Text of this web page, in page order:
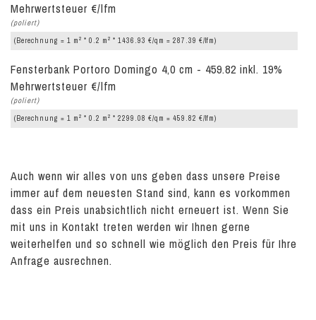
Mehrwertsteuer €/lfm
(poliert)
(Berechnung = 1 m 2 * 0.2 m 2 * 1436.93 €/qm = 287.39 €/lfm)
Fensterbank Portoro Domingo 4,0 cm - 459.82 inkl. 19%
Mehrwertsteuer €/lfm
(poliert)
(Berechnung = 1 m 2 * 0.2 m 2 * 2299.08 €/qm = 459.82 €/lfm)
Auch wenn wir alles von uns geben dass unsere Preise
immer auf dem neuesten Stand sind, kann es vorkommen
dass ein Preis unabsichtlich nicht erneuert ist. Wenn Sie
mit uns in Kontakt treten werden wir Ihnen gerne
weiterhelfen und so schnell wie möglich den Preis für Ihre
Anfrage ausrechnen.